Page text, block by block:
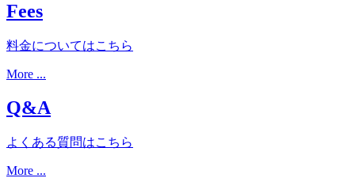
Fees
料金についてはこちら
More ...
Q&A
よくある質問はこちら
More ...